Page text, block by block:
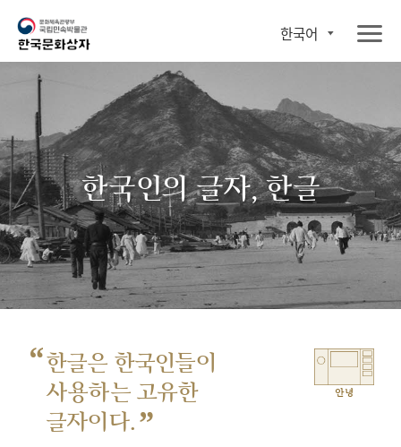
한국어
한국인의 글자, 한글
“한글은 한국인들이
사용하는 고유한
글자이다. ”
안녕